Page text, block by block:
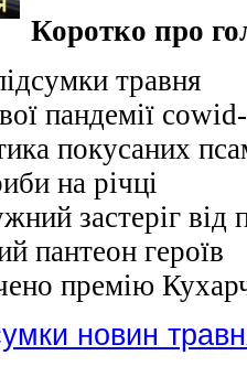
Коротко про
травня
пандемії
покусаних
на річці
застеріг від
пантеон героїв
премію
новин